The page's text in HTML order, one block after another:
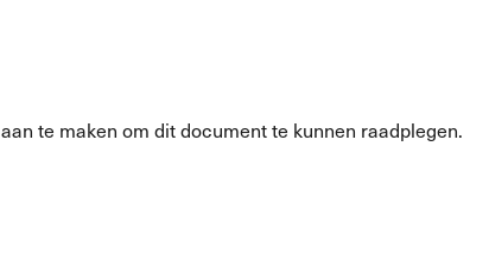
aan te maken om dit document te kunnen raadplegen.